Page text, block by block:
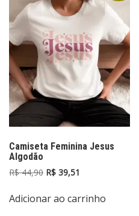
Camiseta Feminina Jesus
Algodão
R$44,90 O
original
era:
R$ 39,51
atual
é:
Adicionar ao carrinho